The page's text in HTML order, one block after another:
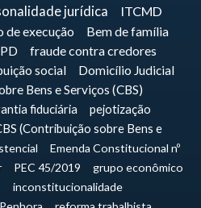
jurídica
ITCMD
de execução
Bem de família
fraude contra credores
social
Domicílio Judicial
Bens e Serviços (CBS)
fiduciária
pejotização
(Contribuição sobre Bens e
Emenda Constitucional nº
PEC 45/2019
grupo econômico
inconstitucionalidade